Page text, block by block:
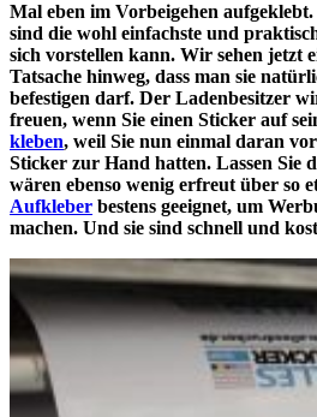
Mal eben im Vorbeigehen
sind die wohl einfachste und
sich vorstellen kann. Wir sehen jetzt
Tatsache hinweg, dass man sie
befestigen darf. Der Ladenbesitzer
freuen, wenn Sie einen Sticker auf
kleben, weil Sie nun einmal daran
Sticker zur Hand hatten. Lassen Sie
wären ebenso wenig erfreut über so
Aufkleber bestens geeignet, um
machen. Und sie sind schnell und